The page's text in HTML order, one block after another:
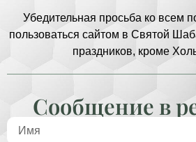
Убедительная просьба ко всем
пользоваться сайтом в Святой
праздников, кроме
Сообщение в